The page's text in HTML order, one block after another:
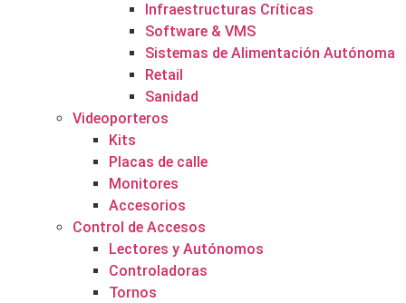
Infraestructuras Críticas
Software & VMS
Sistemas de Alimentación Autónoma
Retail
Sanidad
Videoporteros
Kits
Placas de calle
Monitores
Accesorios
Control de Accesos
Lectores y Autónomos
Controladoras
Tornos